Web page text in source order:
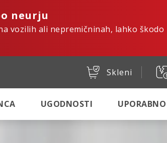
neurju
vozilih ali nepremičninah, lahko
Skleni
UGODNOSTI UPORABNO